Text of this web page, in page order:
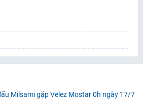
Milsami gặp Velez Mostar 0h ngày 17/7